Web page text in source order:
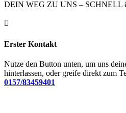
DEIN WEG ZU UNS –

Erster Kontakt
Nutze den Button unten, um uns
hinterlassen, oder greife direkt zum
0157/83459401